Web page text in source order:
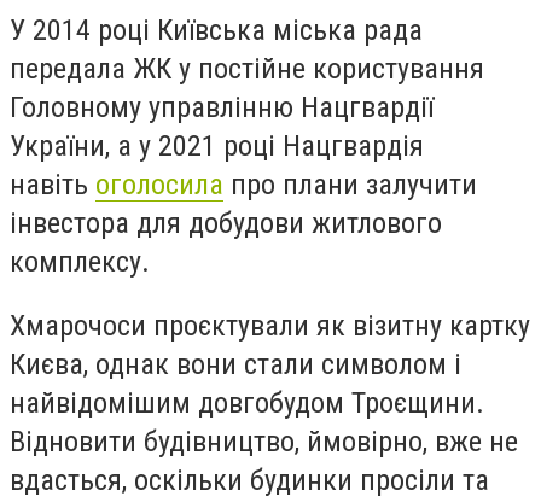
У 2014 році Київська міська рада
передала ЖК у постійне користування
Головному управлінню Нацгвардії
України, а у 2021 році Нацгвардія
навіть оголосила про плани залучити
інвестора для добудови житлового
комплексу.
Хмарочоси проєктували як візитну картку
Києва, однак вони стали символом і
найвідомішим довгобудом Троєщини.
Відновити будівництво, ймовірно, вже не
вдасться, оскільки будинки просіли та